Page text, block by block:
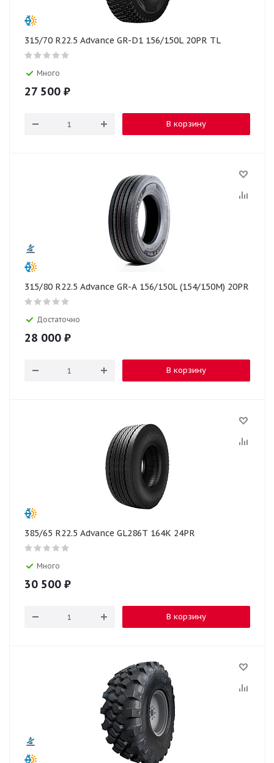
315/70 R22.5 Advance GR-D1 156/150L 20PR TL
Много
27 500 ₽
В корзину
315/80 R22.5 Advance GR-A 156/150L (154/150M) 20PR
Достаточно
28 000 ₽
В корзину
385/65 R22.5 Advance GL286T 164K 24PR
Много
30 500 ₽
В корзину